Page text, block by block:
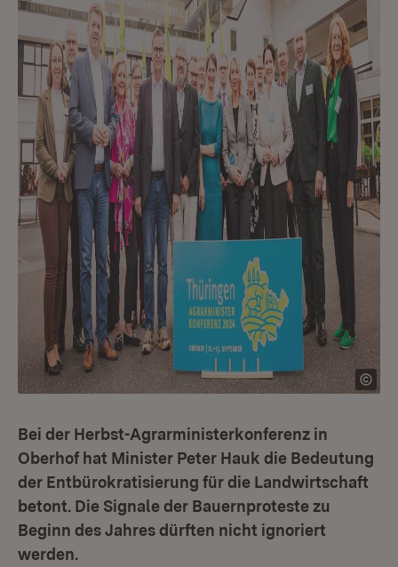
Bei der Herbst-Agrarministerkonferenz in
Oberhof hat Minister Peter Hauk die Bedeutung
der Entbürokratisierung für die Landwirtschaft
betont. Die Signale der Bauernproteste zu
Beginn des Jahres dürften nicht ignoriert
werden.